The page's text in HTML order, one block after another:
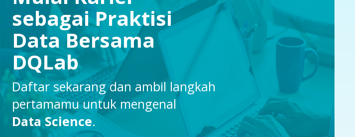
sebagai Praktisi
Data Bersama
DQLab
Daftar sekarang dan ambil langkah
pertamamu untuk mengenal
Data Science.